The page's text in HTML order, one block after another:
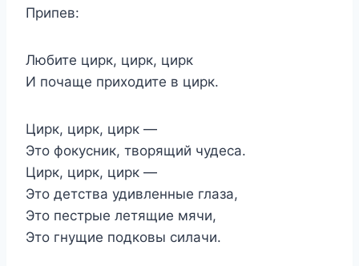
Припев:
Любите цирк, цирк, цирк
И почаще приходите в цирк.
Цирк, цирк, цирк —
Это фокусник, творящий чудеса.
Цирк, цирк, цирк —
Это детства удивленные глаза,
Это пестрые летящие мячи,
Это гнущие подковы силачи.